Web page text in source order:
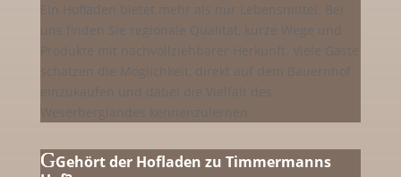
Ein Hofladen bietet mehr als nur Lebensmittel. Bei
uns finden Sie regionale Qualität, kurze Wege und
Produkte mit nachvollziehbarer Herkunft. Viele Gäste
schätzen die Möglichkeit, direkt auf dem Bauernhof
einzukaufen und dabei die Vielfalt des
Weserberglandes kennenzulernen.
Gehört der Hofladen zu Timmermanns